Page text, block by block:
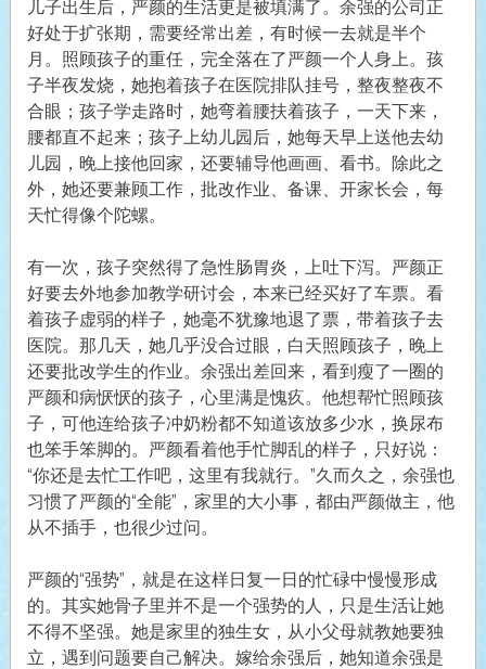
儿子出生后，严颜的生活更是被填满了。余强的公司正
好处于扩张期，需要经常出差，有时候一去就是半个
月。照顾孩子的重任，完全落在了严颜一个人身上。孩
子半夜发烧，她抱着孩子在医院排队挂号，整夜整夜不
合眼；孩子学走路时，她弯着腰扶着孩子，一天下来，
腰都直不起来；孩子上幼儿园后，她每天早上送他去幼
儿园，晚上接他回家，还要辅导他画画、看书。除此之
外，她还要兼顾工作，批改作业、备课、开家长会，每
天忙得像个陀螺。
有一次，孩子突然得了急性肠胃炎，上吐下泻。严颜正
好要去外地参加教学研讨会，本来已经买好了车票。看
着孩子虚弱的样子，她毫不犹豫地退了票，带着孩子去
医院。那几天，她几乎没合过眼，白天照顾孩子，晚上
还要批改学生的作业。余强出差回来，看到瘦了一圈的
严颜和病恹恹的孩子，心里满是愧疚。他想帮忙照顾孩
子，可他连给孩子冲奶粉都不知道该放多少水，换尿布
也笨手笨脚的。严颜看着他手忙脚乱的样子，只好说：
“你还是去忙工作吧，这里有我就行。”久而久之，余强也
习惯了严颜的“全能”，家里的大小事，都由严颜做主，他
从不插手，也很少过问。
严颜的“强势”，就是在这样日复一日的忙碌中慢慢形成
的。其实她骨子里并不是一个强势的人，只是生活让她
不得不坚强。她是家里的独生女，从小父母就教她要独
立，遇到问题要自己解决。嫁给余强后，她知道余强是